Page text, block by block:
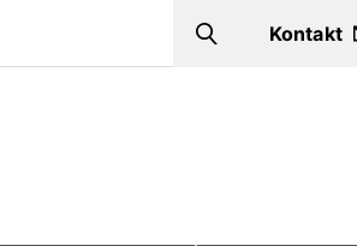
Search
Kontakt